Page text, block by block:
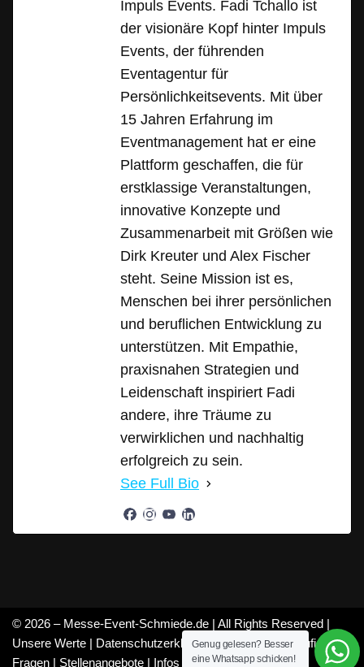
Impuls Events. Fadi Tchallo ist
der visionäre Kopf hinter Impuls
Events, der führenden
Eventagentur für
Persönlichkeitsevents. Mit über
15 Jahren Erfahrung im
Eventmanagement hat er eine
Plattform geschaffen, die für
erstklassige Veranstaltungen,
innovative Konzepte und
Zusammenarbeit mit Größen wie
Dirk Kreuter und Alex Fischer
steht. Seine Mission ist es,
Menschen bei ihrer persönlichen
und beruflichen Entwicklung zu
unterstützen. Mit Empathie,
praxisnahen Strategien und
Leidenschaft inspiriert Fadi
andere, ihre Träume zu
verwirklichen und nachhaltig
erfolgreich zu sein.
See Full Bio
© 2026 – Messe-Event-Schmiede.de | All Rights Reserved |
Unsere Werte | Datenschutzerklärung|Mitarbeiter|Häufige
Fragen | Stellenangebote | Infos Feedback|Über uns
Genug gelesen? Besser
eine Whatsapp schicken!